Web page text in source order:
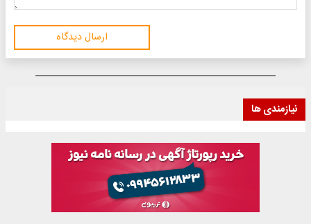
ارسال دیدگاه
نیازمندی ها